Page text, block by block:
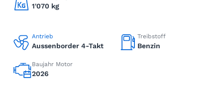
1'070 kg
Antrieb
Aussenborder 4-Takt
Treibstoff
Benzin
Baujahr Motor
2026